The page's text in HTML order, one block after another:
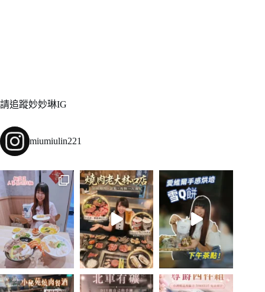
請追蹤妙妙琳IG
miumiulin221